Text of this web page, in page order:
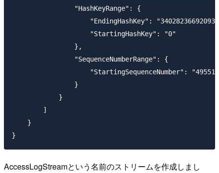
                "HashKeyRange": {
"EndingHashKey":
                    "StartingHashKey": "0"
                },
                "SequenceNumberRange": {
"StartingSequenceNumber":
                }
            }
        ]
    }
AccessLogStreamという名前のストリームを作成しまし